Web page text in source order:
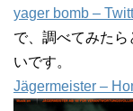
yager bomb –
で、調べてみた
いです。
Jägermeister –